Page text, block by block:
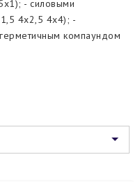
- силовыми
4х2,5 4х4); -
компаундом